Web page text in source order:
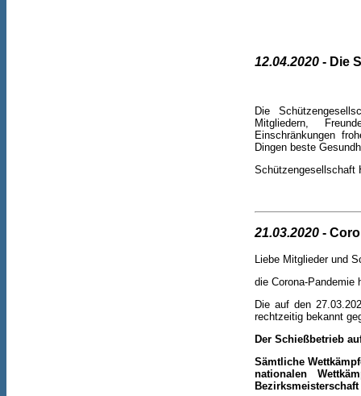
12.04.2020 - Die
Die
Mitgliedern,
Einschränkungen
Dingen beste
Schützengesellschaft
21.03.2020 -
Liebe Mitglieder und
die Corona-Pandemie
Die auf den
rechtzeitig bekannt
Der Schießbetrieb
Sämtliche
nationalen